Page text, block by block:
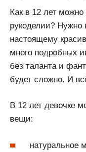
Как в 12 лет можно
рукоделии? Нужно
настоящему
много подробных
без таланта и
будет сложно. И
В 12 лет девочке
вещи:
натуральное